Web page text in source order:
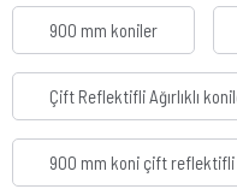
900 mm koniler
Çift Reflektifli Ağırlıklı
900 mm koni çift reflektifli